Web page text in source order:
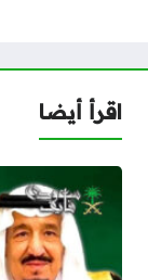
اقرأ أيضا